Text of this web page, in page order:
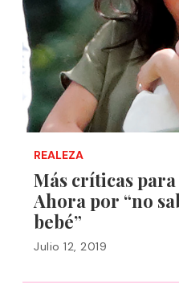
REALEZA
Más críticas
Ahora por “no
bebé”
Julio 12, 2019